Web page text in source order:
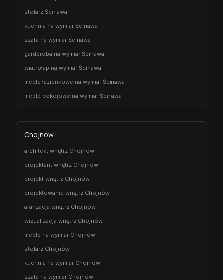
stolarz Ścinawa
kuchnia na wymiar Ścinawa
szafa na wymiar Ścinawa
garderoba na wymiar Ścinawa
wiatrołap na wymiar Ścinawa
meble łazienkowe na wymiar Ścinawa
meble pokojowe na wymiar Ścinawa
Chojnów
architekt wnętrz Chojnów
projektant wnętrz Chojnów
projekt wnętrz Chojnów
projektowanie wnętrz Chojnów
aranżacja wnętrz Chojnów
wizualizacja wnętrz Chojnów
meble na wymiar Chojnów
stolarz Chojnów
kuchnia na wymiar Chojnów
szafa na wymiar Chojnów